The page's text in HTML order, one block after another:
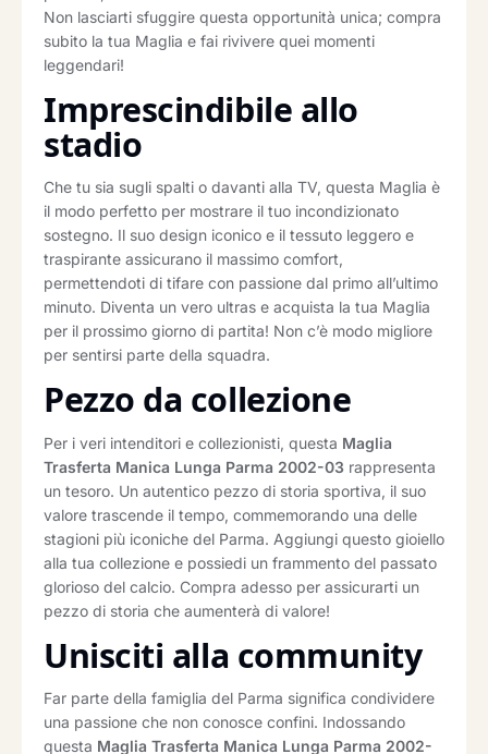
Non lasciarti sfuggire questa opportunità unica; compra
subito la tua Maglia e fai rivivere quei momenti
leggendari!
Imprescindibile allo
stadio
Che tu sia sugli spalti o davanti alla TV, questa Maglia è
il modo perfetto per mostrare il tuo incondizionato
sostegno. Il suo design iconico e il tessuto leggero e
traspirante assicurano il massimo comfort,
permettendoti di tifare con passione dal primo all’ultimo
minuto. Diventa un vero ultras e acquista la tua Maglia
per il prossimo giorno di partita! Non c’è modo migliore
per sentirsi parte della squadra.
Pezzo da collezione
Per i veri intenditori e collezionisti, questa Maglia
Trasferta Manica Lunga Parma 2002-03 rappresenta
un tesoro. Un autentico pezzo di storia sportiva, il suo
valore trascende il tempo, commemorando una delle
stagioni più iconiche del Parma. Aggiungi questo gioiello
alla tua collezione e possiedi un frammento del passato
glorioso del calcio. Compra adesso per assicurarti un
pezzo di storia che aumenterà di valore!
Unisciti alla community
Far parte della famiglia del Parma significa condividere
una passione che non conosce confini. Indossando
questa Maglia Trasferta Manica Lunga Parma 2002-